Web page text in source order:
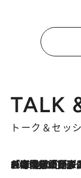
TALK
トーク＆セッ
2026.8.3
「今後値上げがあるとすれば…」「リスクがあるのは今年の冬」エネルギー専門家が語る、ホルムズ海峡封鎖が家庭にもたらす“ある心配”